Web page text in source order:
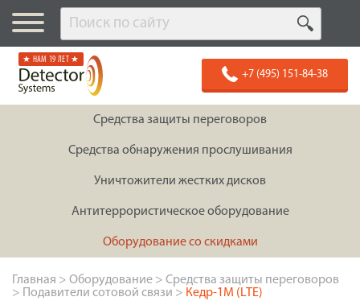
★ НАМ 19 ЛЕТ ★
+7 (495) 151-84-38
Средства защиты переговоров
Средства обнаружения прослушивания
Уничтожители жестких дисков
Антитеррористическое оборудование
Оборудование со скидками
Главная > Оборудование > Средства защиты переговоров
> Подавители сотовой связи > Кедр-1М (LTE)